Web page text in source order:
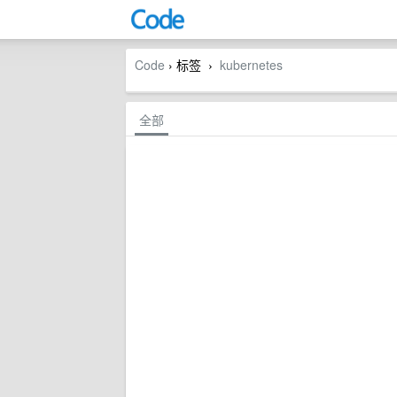
Code › 标签 › kubernetes
全部